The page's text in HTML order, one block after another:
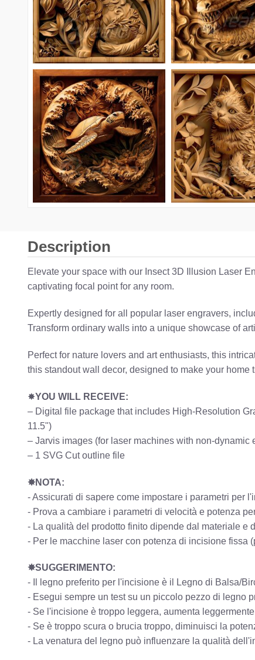
Description
Elevate your space with our Insect 3D Illusion Laser
captivating focal point for any room.
Expertly designed for all popular laser engravers,
Transform ordinary walls into a unique showcase of
Perfect for nature lovers and art enthusiasts, this
this standout wall decor, designed to make your home
✸YOU WILL RECEIVE:
– Digital file package that includes High-Resolution
11.5")
– Jarvis images (for laser machines with non-dynamic
– 1 SVG Cut outline file
✸NOTA:
- Assicurati di sapere come impostare i parametri per
- Prova a cambiare i parametri di velocità e potenza
- La qualità del prodotto finito dipende dal materiale e
- Per le macchine laser con potenza di incisione
✸SUGGERIMENTO:
- Il legno preferito per l'incisione è il Legno di Balsa/
- Esegui sempre un test su un piccolo pezzo di legno
- Se l'incisione è troppo leggera, aumenta
- Se è troppo scura o brucia troppo, diminuisci la
- La venatura del legno può influenzare la qualità